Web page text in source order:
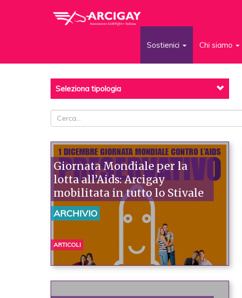
Sostienici Chi siamo
Seleziona tipologia
Giornata Mondiale per la
lotta all’Aids: Arcigay
mobilitata in tutto lo Stivale
ARCHIVIO
ARTICOLI